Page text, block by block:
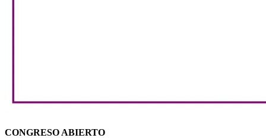
CONGRESO ABIERTO